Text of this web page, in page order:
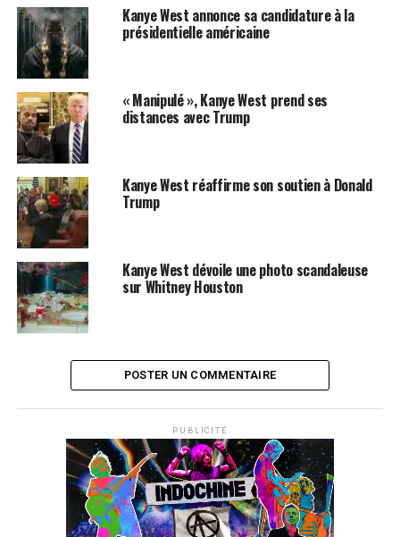
SUJETS ASSOCIÉS: DIE ANTWOORD
KIM KARDASHIAN
Kanye West annonce sa candidature à la
présidentielle américaine
« Manipulé », Kanye West prend ses
distances avec Trump
Kanye West réaffirme son soutien à Donald
Trump
Kanye West dévoile une photo scandaleuse
sur Whitney Houston
POSTER UN COMMENTAIRE
PUBLICITÉ